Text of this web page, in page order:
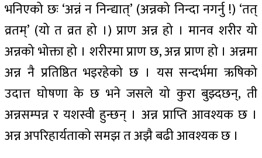
भनिएको छः ‘अन्नं न निन्द्यात्’ (अन्नको निन्दा नगर्नु !) ‘तत्
व्रतम्’ (यो त व्रत हो ।) प्राण अन्न हो । मानव शरीर यो
अन्नको भोक्ता हो । शरीरमा प्राण छ, अन्न प्राण हो । अन्नमा
अन्न नै प्रतिष्ठित भइरहेको छ । यस सन्दर्भमा ऋषिको
उदात्त घोषणा के छ भने जसले यो कुरा बुझ्दछन्, ती
अन्नसम्पन्न र यशस्वी हुन्छन् । अन्न प्राप्ति आवश्यक छ ।
अन्न अपरिहार्यताको समझ त अझै बढी आवश्यक छ ।